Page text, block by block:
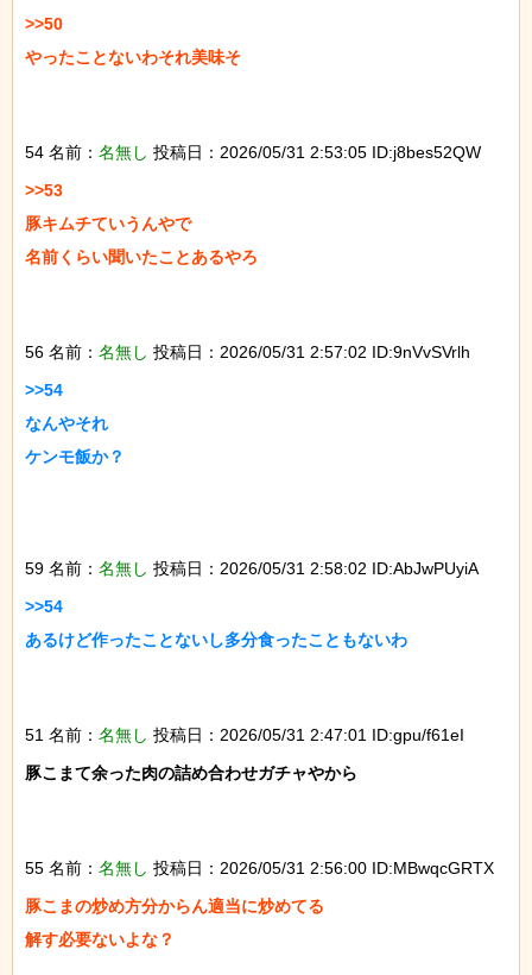
>>50
やったことないわそれ美味そ
54 名前： 名無し 投稿日：2026/05/31 2:53:05 ID:j8bes52QW
>>53
豚キムチていうんやで
名前くらい聞いたことあるやろ
56 名前： 名無し 投稿日：2026/05/31 2:57:02 ID:9nVvSVrlh
>>54
なんやそれ
ケンモ飯か？
59 名前： 名無し 投稿日：2026/05/31 2:58:02 ID:AbJwPUyiA
>>54
あるけど作ったことないし多分食ったこともないわ
51 名前： 名無し 投稿日：2026/05/31 2:47:01 ID:gpu/f61eI
豚こまて余った肉の詰め合わせガチャやから
55 名前： 名無し 投稿日：2026/05/31 2:56:00 ID:MBwqcGRTX
豚こまの炒め方分からん適当に炒めてる
解す必要ないよな？